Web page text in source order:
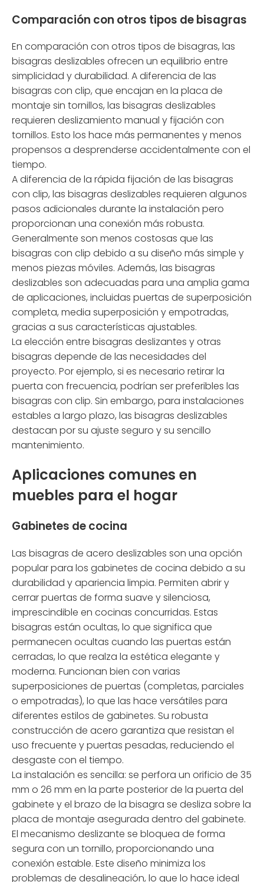
Comparación con otros tipos de bisagras
En comparación con otros tipos de bisagras, las
bisagras deslizables ofrecen un equilibrio entre
simplicidad y durabilidad. A diferencia de las
bisagras con clip, que encajan en la placa de
montaje sin tornillos, las bisagras deslizables
requieren deslizamiento manual y fijación con
tornillos. Esto los hace más permanentes y menos
propensos a desprenderse accidentalmente con el
tiempo.
A diferencia de la rápida fijación de las bisagras
con clip, las bisagras deslizables requieren algunos
pasos adicionales durante la instalación pero
proporcionan una conexión más robusta.
Generalmente son menos costosas que las
bisagras con clip debido a su diseño más simple y
menos piezas móviles. Además, las bisagras
deslizables son adecuadas para una amplia gama
de aplicaciones, incluidas puertas de superposición
completa, media superposición y empotradas,
gracias a sus características ajustables.
La elección entre bisagras deslizantes y otras
bisagras depende de las necesidades del
proyecto. Por ejemplo, si es necesario retirar la
puerta con frecuencia, podrían ser preferibles las
bisagras con clip. Sin embargo, para instalaciones
estables a largo plazo, las bisagras deslizables
destacan por su ajuste seguro y su sencillo
mantenimiento.
Aplicaciones comunes en
muebles para el hogar
Gabinetes de cocina
Las bisagras de acero deslizables son una opción
popular para los gabinetes de cocina debido a su
durabilidad y apariencia limpia. Permiten abrir y
cerrar puertas de forma suave y silenciosa,
imprescindible en cocinas concurridas. Estas
bisagras están ocultas, lo que significa que
permanecen ocultas cuando las puertas están
cerradas, lo que realza la estética elegante y
moderna. Funcionan bien con varias
superposiciones de puertas (completas, parciales
o empotradas), lo que las hace versátiles para
diferentes estilos de gabinetes. Su robusta
construcción de acero garantiza que resistan el
uso frecuente y puertas pesadas, reduciendo el
desgaste con el tiempo.
La instalación es sencilla: se perfora un orificio de 35
mm o 26 mm en la parte posterior de la puerta del
gabinete y el brazo de la bisagra se desliza sobre la
placa de montaje asegurada dentro del gabinete.
El mecanismo deslizante se bloquea de forma
segura con un tornillo, proporcionando una
conexión estable. Este diseño minimiza los
problemas de desalineación, lo que lo hace ideal